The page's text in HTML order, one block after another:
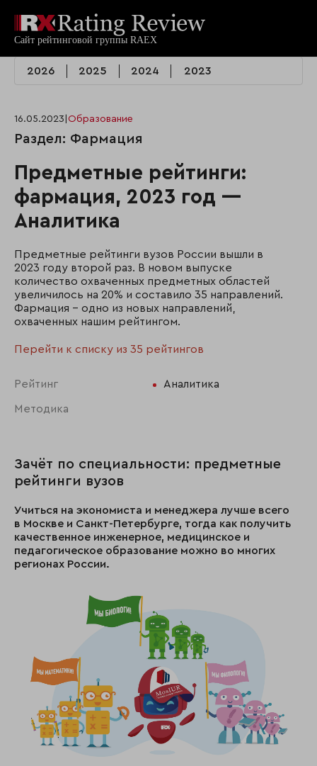
2026 2025 2024 2023
16.05.2023 Образование
Раздел: Фармация
Предметные рейтинги:
фармация, 2023 год —
Аналитика
Предметные рейтинги вузов России вышли в
2023 году второй раз. В новом выпуске
количество охваченных предметных областей
увеличилось на 20% и составило 35 направлений.
Фармация - одно из новых направлений,
охваченных нашим рейтингом.
Перейти к списку из 35 рейтингов
Рейтинг Аналитика
Методика
Зачёт по специальности: предметные
рейтинги вузов
Учиться на экономиста и менеджера лучше всего
в Москве и Санкт-Петербурге, тогда как получить
качественное инженерное, медицинское и
педагогическое образование можно во многих
регионах России.